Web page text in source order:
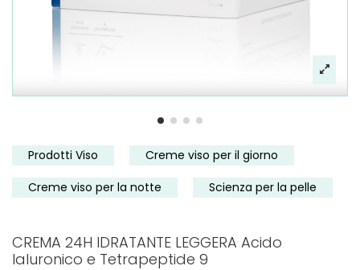
Prodotti Viso
Creme viso per il giorno
Creme viso per la notte
Scienza per la pelle
CREMA 24H IDRATANTE LEGGERA Acido
Ialuronico e Tetrapeptide 9